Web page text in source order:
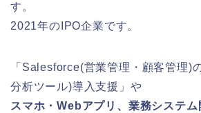
す。
2021年のIPO企業です。
「Salesforce(営業管理・顧客管理)
分析ツール)導入支援」や
スマホ・Webアプリ、業務システ